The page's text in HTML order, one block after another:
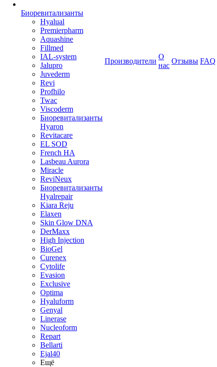
Биоревитализанты
Hyalual
Premierpharm
Aquashine
Fillmed
IAL-system
Jalupro
Juvederm
Revi
Profhilo
Twac
Viscoderm
Биоревитализанты
Hyaron
Revitacare
EL SOD
French HA
Lasbeau Aurora
Miracle
ReviNeux
Биоревитализанты
Hyalrepair
Kiara Reju
Elaxen
Skin Glow DNA
DerMaxx
High Injection
BioGel
Curenex
Cytolife
Evasion
Exclusive
Optima
Hyaluform
Genyal
Linerase
Nucleoform
Repart
Bellarti
Ejal40
Ещё
Производители
О
нас
Отзывы FAQ